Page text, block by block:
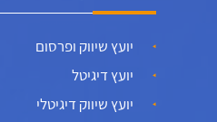
יועץ שיווק ופרסום
יועץ דיגיטל
יועץ שיווק דיגיטלי